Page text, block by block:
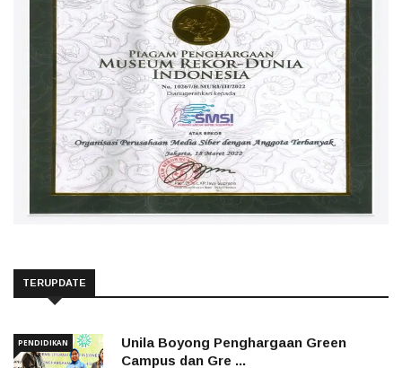
TERUPDATE
PENDIDIKAN
Unila Boyong Penghargaan Green
Campus dan Gre ...